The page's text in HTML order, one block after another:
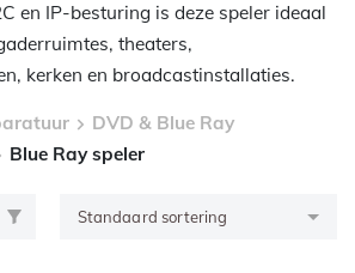
en IP-besturing is deze speler ideaal
theaters,
kerken en broadcastinstallaties.
DVD & Blue Ray
Blue Ray speler